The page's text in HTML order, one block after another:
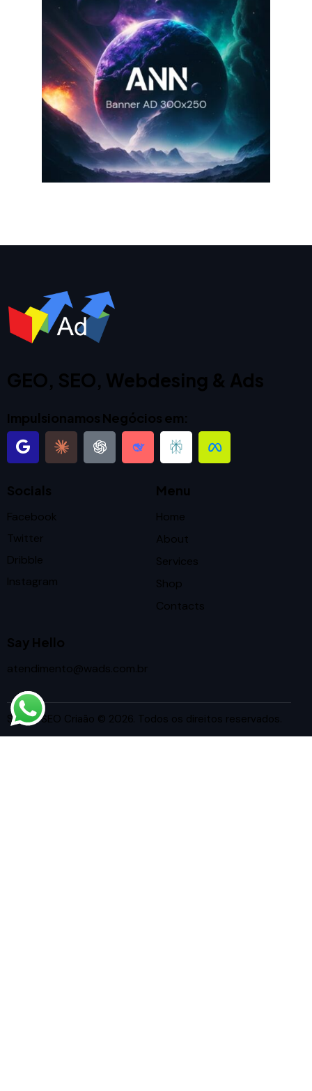
GEO, SEO, Webdesing & Ads
Impulsionamos Negócios em:
Socials
Facebook
Twitter
Dribble
Instagram
Menu
Home
About
Services
Shop
Contacts
Say Hello
atendimento@wads.com.br
Studio SEO Criaão © 2026. Todos os direitos reservados.